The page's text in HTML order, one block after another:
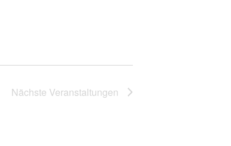
Nächste Veranstaltungen